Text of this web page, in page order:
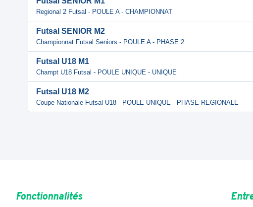
Regional 2 Futsal - POULE A - CHAMPIONNAT
Futsal SENIOR M2
Championnat Futsal Seniors - POULE A - PHASE 2
Futsal U18 M1
Champt U18 Futsal - POULE UNIQUE - UNIQUE
Futsal U18 M2
Coupe Nationale Futsal U18 - POULE UNIQUE - PHASE REGIONALE
Fonctionnalités